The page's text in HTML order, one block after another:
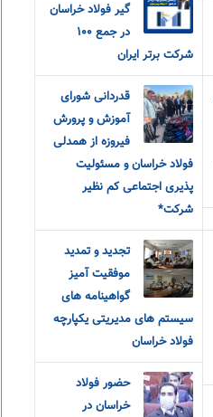
گیر فولاد خراسان
در جمع ۱۰۰
شرکت برتر ایران
قدردانی شورای
آموزش و‌ پرورش
فیروزه از همدلی
فولاد خراسان و مسئولیت
پذیری اجتماعی کم نظیر
شرکت*
تجدید و تمدید
موفقیت آمیز
گواهینامه های
سیستم های مدیریتی یکپارچه
فولاد خراسان
حضور فولاد
خراسان در